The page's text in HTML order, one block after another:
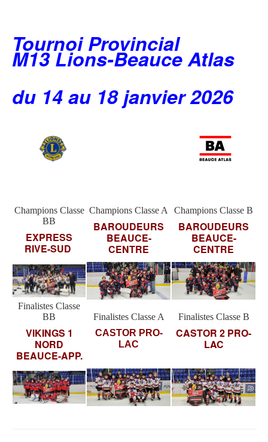
Tournoi Provincial
M13 Lions-Beauce Atlas
du 14 au 18 janvier 2026
Champions Classe
BB
EXPRESS
RIVE-SUD
Champions Classe A
BAROUDEURS
BEAUCE-
CENTRE
Champions Classe B
BAROUDEURS
BEAUCE-
CENTRE
Finalistes Classe
BB
VIKINGS 1
NORD
BEAUCE-APP.
Finalistes Classe A
CASTOR PRO-
LAC
Finalistes Classe B
CASTOR 2 PRO-
LAC